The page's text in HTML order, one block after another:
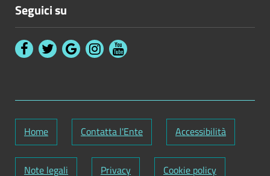
Seguici su
Home Contatta l'Ente Accessibilità
Note legali Privacy Cookie policy